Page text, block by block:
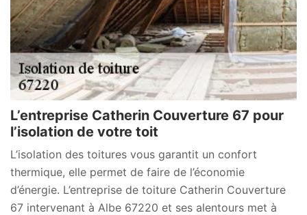
L’entreprise Catherin Couverture 67 pour
l’isolation de votre toit
L’isolation des toitures vous garantit un confort
thermique, elle permet de faire de l’économie
d’énergie. L’entreprise de toiture Catherin Couverture
67 intervenant à Albe 67220 et ses alentours met à